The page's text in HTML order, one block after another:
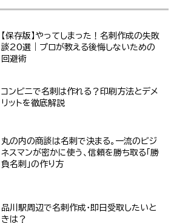
【保存版】やってしまった！名刺作成の失敗
談20選｜プロが教える後悔しないための
回避術
コンビニで名刺は作れる？印刷方法とデメ
リットを徹底解説
丸の内の商談は名刺で決まる。一流のビジ
ネスマンが密かに使う、信頼を勝ち取る「勝
負名刺」の作り方
品川駅周辺で名刺作成・即日受取したいと
きは？